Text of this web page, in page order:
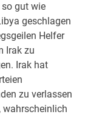
so gut wie
geschlagen
Helfer
Irak zu
Irak hat
zu verlassen
wahrscheinlich